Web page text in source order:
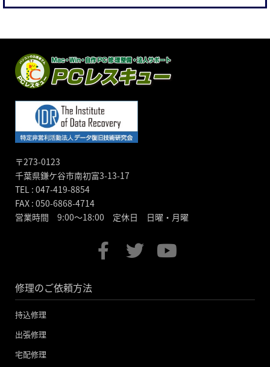
〒273-0123
千葉県鎌ケ谷市南初富3-13-17
TEL : 047-419-8854
FAX : 050-6868-4714
営業時間 9:00～18:00 定休日 日曜・月曜
F
a
e
T
w
t
Y
o
t
修理のご依頼方法
持込修理
出張修理
宅配修理